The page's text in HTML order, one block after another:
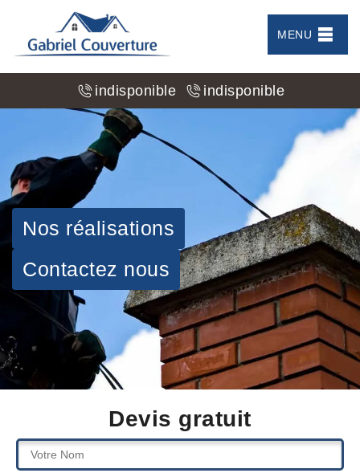
MENU
indisponible indisponible
Nos réalisations
Contactez nous
Devis gratuit